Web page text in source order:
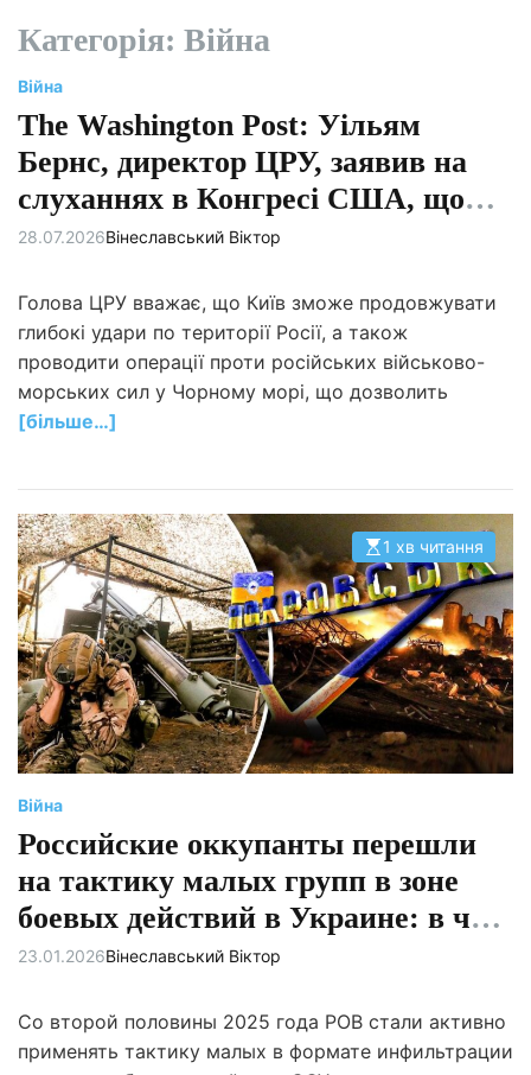
Категорія: Війна
Війна
The Washington Post: Уільям
Бернс, директор ЦРУ, заявив на
слуханнях в Конгресі США, що
при постійних поставках
“Україна зможе утримувати свої
позиції на лінії фронту з 2024 по
2025 рік”.
28.07.2026Вінеславський Віктор
Голова ЦРУ вважає, що Київ зможе продовжувати
глибокі удари по території Росії, а також
проводити операції проти російських військово-
морських сил у Чорному морі, що дозволить
[більше…]
О
р
і
є
н
т
о
в
н
и
й
ч
а
с
а
н
я
1 хв читання
Війна
Российские оккупанты перешли
на тактику малых групп в зоне
боевых действий в Украине: в чем
причина и что из этого вышло
23.01.2026Вінеславський Віктор
Со второй половины 2025 года РОВ стали активно
применять тактику малых в формате инфильтрации